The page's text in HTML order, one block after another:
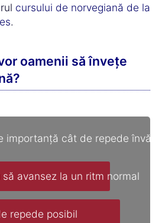
cursului de norvegiană de la
.
oamenii să învețe
cât de repede învăț
avansez la un ritm normal
repede posibil